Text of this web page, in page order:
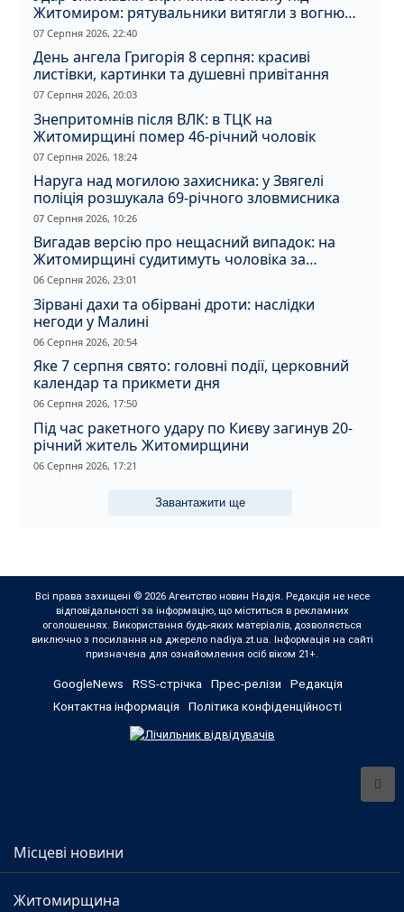
Житомиром: рятувальники витягли з вогню
кота
07 Серпня 2026, 22:40
День ангела Григорія 8 серпня: красиві
листівки, картинки та душевні привітання
07 Серпня 2026, 20:03
Знепритомнів після ВЛК: в ТЦК на
Житомирщині помер 46-річний чоловік
07 Серпня 2026, 18:24
Наруга над могилою захисника: у Звягелі
поліція розшукала 69-річного зловмисника
07 Серпня 2026, 10:26
Вигадав версію про нещасний випадок: на
Житомирщині судитимуть чоловіка за
вбивство співмешканки
06 Серпня 2026, 23:01
Зірвані дахи та обірвані дроти: наслідки
негоди у Малині
06 Серпня 2026, 20:54
Яке 7 серпня свято: головні події, церковний
календар та прикмети дня
06 Серпня 2026, 17:50
Під час ракетного удару по Києву загинув 20-
річний житель Житомирщини
06 Серпня 2026, 17:21
Завантажити ще
Всі права захищені © 2026 Агентство новин Надія. Редакція не несе
відповідальності за інформацію, що міститься в рекламних
оголошеннях. Використання будь-яких матеріалів, дозволяється
виключно з посилання на джерело nadiya.zt.ua. Інформація на сайті
призначена для ознайомлення осіб віком 21+.
GoogleNews RSS-стрічка Прес-релізи
Редакція
Контактна інформація
Політика конфіденційності
Місцеві новини
Житомирщина